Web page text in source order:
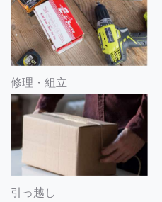
修理・組立
引っ越し